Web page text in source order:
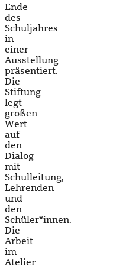
Ende
des
Schuljahres
in
einer
Ausstellung
präsentiert.
Die
Stiftung
legt
großen
Wert
auf
den
Dialog
mit
Schulleitung,
Lehrenden
und
den
Schüler*innen.
Die
Arbeit
im
Atelier